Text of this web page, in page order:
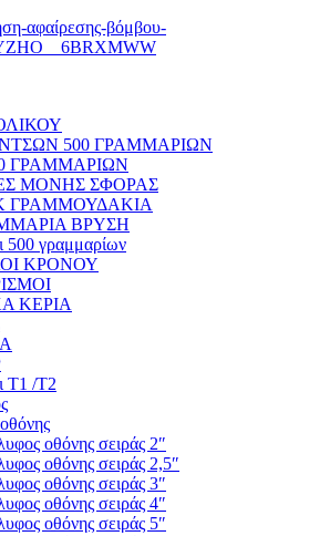
500 ΓΡΑΜΜΑΡΙΩΝ
ΓΡΑΜΜΑΡΙΩΝ
ΜΟΝΗΣ ΣΦΟΡΑΣ
ΓΡΑΜΜΟΥΔΑΚΙΑ
ΒΡΥΣΗ
500 γραμμαρίων
ΚΡΟΝΟΥ
ΚΕΡΙΑ
T1 /T2
οθόνης σειράς 2″
οθόνης σειράς 2,5″
οθόνης σειράς 3″
οθόνης σειράς 4″
οθόνης σειράς 5″